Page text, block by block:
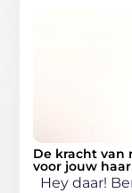
De kracht
voor jouw haar
Hey daar!